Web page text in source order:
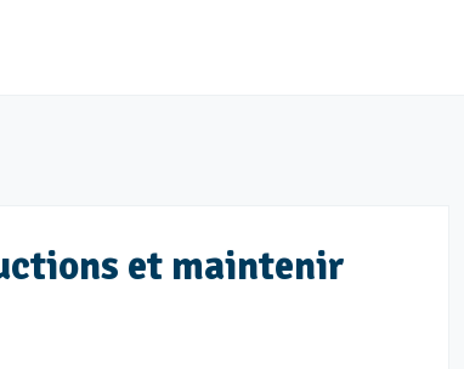
et maintenir